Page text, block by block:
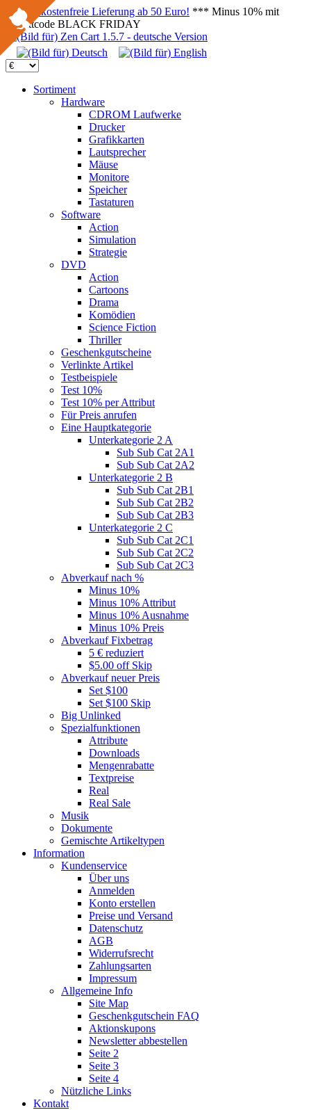
Versandkostenfreie Lieferung ab 50 Euro! *** Minus 10% mit
Rabattcode BLACK FRIDAY
Sortiment
Hardware
CDROM Laufwerke
Drucker
Grafikkarten
Lautsprecher
Mäuse
Monitore
Speicher
Tastaturen
Software
Action
Simulation
Strategie
DVD
Action
Cartoons
Drama
Komödien
Science Fiction
Thriller
Geschenkgutscheine
Verlinkte Artikel
Testbeispiele
Test 10%
Test 10% per Attribut
Für Preis anrufen
Eine Hauptkategorie
Unterkategorie 2 A
Sub Sub Cat 2A1
Sub Sub Cat 2A2
Unterkategorie 2 B
Sub Sub Cat 2B1
Sub Sub Cat 2B2
Sub Sub Cat 2B3
Unterkategorie 2 C
Sub Sub Cat 2C1
Sub Sub Cat 2C2
Sub Sub Cat 2C3
Abverkauf nach %
Minus 10%
Minus 10% Attribut
Minus 10% Ausnahme
Minus 10% Preis
Abverkauf Fixbetrag
5 € reduziert
$5.00 off Skip
Abverkauf neuer Preis
Set $100
Set $100 Skip
Big Unlinked
Spezialfunktionen
Attribute
Downloads
Mengenrabatte
Textpreise
Real
Real Sale
Musik
Dokumente
Gemischte Artikeltypen
Information
Kundenservice
Über uns
Anmelden
Konto erstellen
Preise und Versand
Datenschutz
AGB
Widerrufsrecht
Zahlungsarten
Impressum
Allgemeine Info
Site Map
Geschenkgutschein FAQ
Aktionskupons
Newsletter abbestellen
Seite 2
Seite 3
Seite 4
Nützliche Links
Kontakt